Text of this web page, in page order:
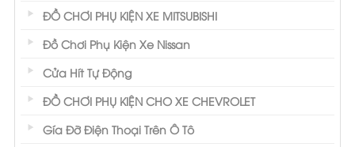
ĐỒ CHƠI PHỤ KIỆN XE MITSUBISHI
Đồ Chơi Phụ Kiện Xe Nissan
Cửa Hít Tự Động
ĐỒ CHƠI PHỤ KIỆN CHO XE CHEVROLET
Gía Đỡ Điện Thoại Trên Ô Tô